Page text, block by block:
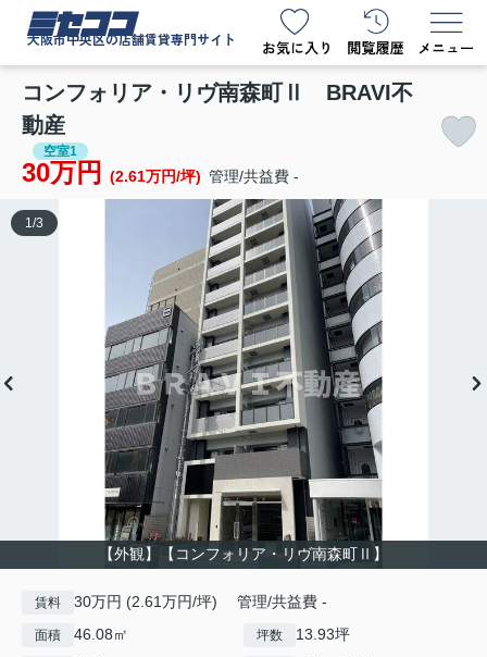
ミセココ
大阪市中央区の店舗賃貸専門サイト
コンフォリア・リヴ南森町Ⅱ BRAVI不
動産
空室1
30万円 (2.61万円/坪) 管理/共益費 -
【外観】【コンフォリア・リヴ南森町Ⅱ】
1 /3
賃料 30万円 (2.61万円/坪) 管理/共益費 -
面積 46.08㎡ 坪数 13.93坪